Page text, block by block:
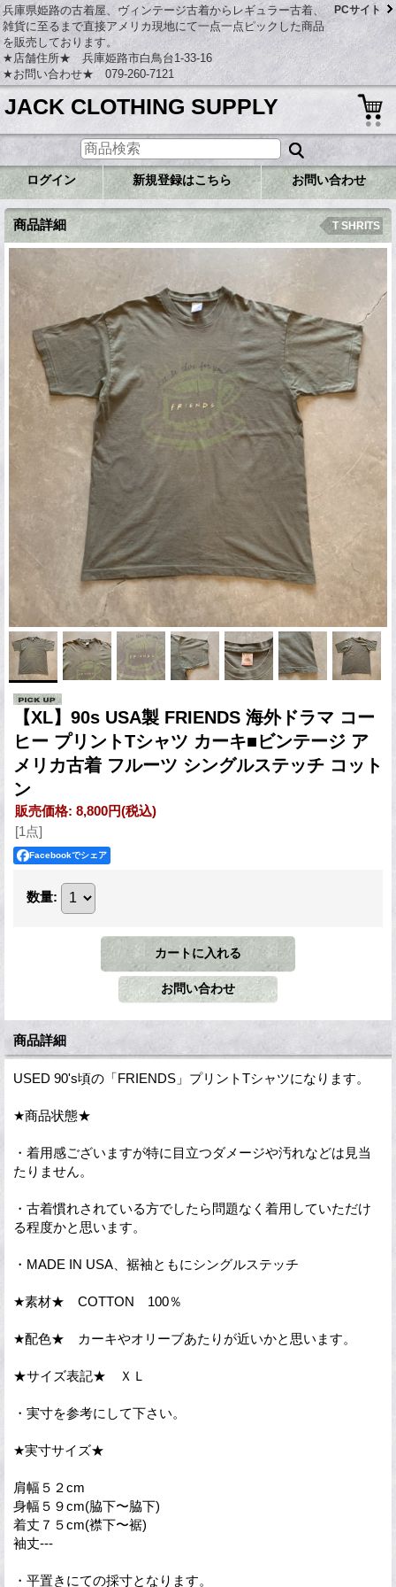
兵庫県姫路の古着屋、ヴィンテージ古着からレギュラー古着、
雑貨に至るまで直接アメリカ現地にて一点一点ピックした商品
を販売しております。
★店舗住所★ 兵庫姫路市白鳥台1-33-16
★お問い合わせ★ 079-260-7121
PCサイト
JACK CLOTHING SUPPLY
ログイン 新規登録はこちら お問い合わせ
商品詳細 T SHRITS
【XL】90s USA製 FRIENDS 海外ドラマ コー
ヒー プリントTシャツ カーキ■ビンテージ ア
メリカ古着 フルーツ シングルステッチ コット
ン
販売価格: 8,800円(税込)
[1点]
Facebookでシェア
数量:
商品詳細
USED 90's頃の「FRIENDS」プリントTシャツになります。
★商品状態★
・着用感ございますが特に目立つダメージや汚れなどは見当
たりません。
・古着慣れされている方でしたら問題なく着用していただけ
る程度かと思います。
・MADE IN USA、裾袖ともにシングルステッチ
★素材★ COTTON 100％
★配色★ カーキやオリーブあたりが近いかと思います。
★サイズ表記★ ＸＬ
・実寸を参考にして下さい。
★実寸サイズ★
肩幅５２cm
身幅５９cm(脇下〜脇下)
着丈７５cm(襟下〜裾)
袖丈---
・平置きにての採寸となります。